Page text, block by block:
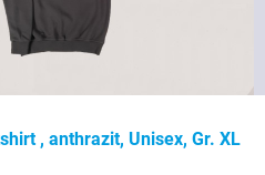
, anthrazit, Unisex, Gr. XL